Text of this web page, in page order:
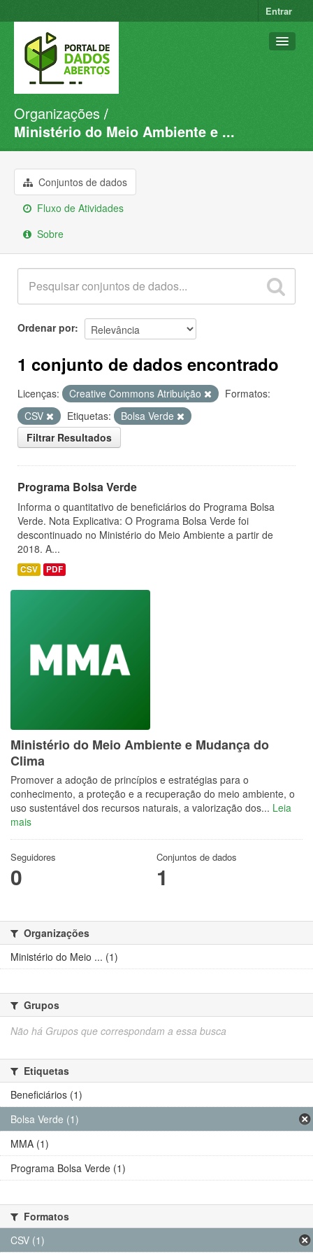
Entrar
Conjuntos de dados
Organizações
Sobre
Organizações
Ministério do Meio Ambiente e ...
Conjuntos de dados
Fluxo de Atividades
Sobre
Ordenar por
1 conjunto de dados encontrado
Licenças: Creative Commons Atribuição
Formatos:
CSV
Etiquetas:
Bolsa Verde
Filtrar Resultados
Programa Bolsa Verde
Informa o quantitativo de beneficiários do Programa Bolsa
Verde. Nota Explicativa: O Programa Bolsa Verde foi
descontinuado no Ministério do Meio Ambiente a partir de
2018. A...
CSV PDF
Ministério do Meio Ambiente e Mudança do
Clima
Promover a adoção de princípios e estratégias para o
conhecimento, a proteção e a recuperação do meio ambiente, o
uso sustentável dos recursos naturais, a valorização dos... Leia
mais
Seguidores
0
Conjuntos de dados
1
Organizações
Ministério do Meio ... (1)
Grupos
Não há Grupos que correspondam a essa busca
Etiquetas
Beneficiários (1)
Bolsa Verde (1)
MMA (1)
Programa Bolsa Verde (1)
Formatos
CSV (1)